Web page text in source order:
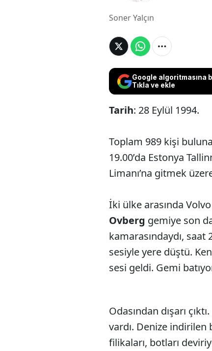
Soner Yalçın
Google algoritmasına
Tıkla ve ekle
Tarih: 28 Eylül 1994.
Toplam 989 kişi
19.00’da Estonya
Limanı’na gitmek
İki ülke arasında
Ovberg gemiye son
kamarasındaydı, saat
sesiyle yere düştü.
sesi geldi. Gemi
Odasından dışarı
vardı. Denize
filikaları, botları